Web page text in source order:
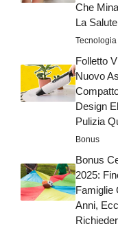
Che
La Salute
Tecnologia
Folletto
Nuovo
Design
Pulizia
Bonus
Bonus
2025:
Famiglie
Anni,